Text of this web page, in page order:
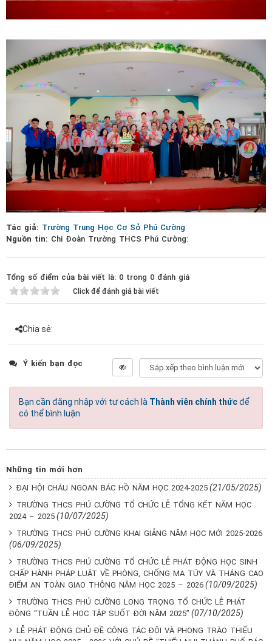
Tác giả: Trường Trung Học Cơ Sở Phú Cường
Nguồn tin: Chi Đoàn Trường THCS Phú Cường:
Tổng số điểm của bài viết là: 0 trong 0 đánh giá
Click để đánh giá bài viết
Chia sẻ:
Ý kiến bạn đọc
Bạn cần đăng nhập với tư cách là Thành viên chính thứcđể
có thể bình luận
Những tin mới hơn
ĐẠI HỘI CHÁU NGOAN BÁC HỒ NĂM HỌC 2024-2025 (21/05/2025)
TRƯỜNG THCS PHÚ CƯỜNG TỔ CHỨC LỄ TỔNG KẾT NĂM HỌC
2024 – 2025 (10/07/2025)
TRƯỜNG THCS PHÚ CƯỜNG KHAI GIẢNG NĂM HỌC MỚI 2025-2026
(06/09/2025)
TRƯỜNG THCS PHÚ CƯỜNG TỔ CHỨC LỄ PHÁT ĐỘNG HỌC SINH
CHẤP HÀNH PHÁP LUẬT VỀ PHÒNG, CHỐNG MA TÚY VÀ THÁNG CAO
ĐIỂM AN TOÀN GIAO THÔNG NĂM HỌC 2025 – 2026 (10/09/2025)
TRƯỜNG THCS PHÚ CƯỜNG LONG TRỌNG TỔ CHỨC LỄ PHÁT
ĐỘNG “TUẦN LỄ HỌC TẬP SUỐT ĐỜI NĂM 2025” (07/10/2025)
LỄ PHÁT ĐỘNG CHỦ ĐỀ CÔNG TÁC ĐỘI VÀ PHONG TRÀO THIẾU